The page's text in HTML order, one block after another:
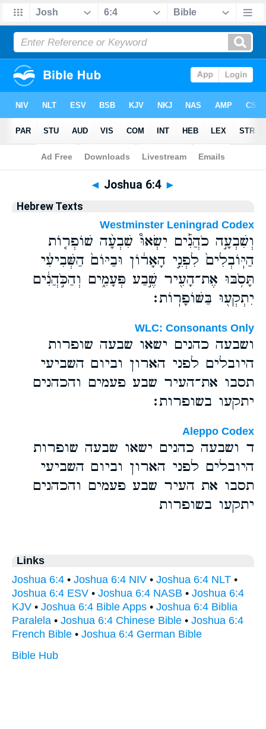
Bible >Hebrew> Joshua 6:4
◄ Joshua 6:4 ►
Hebrew Texts
Westminster Leningrad Codex
וְשִׁבְעָ֣ה כֹהֲנִ֡ים יִשְׂאוּ֩ שִׁבְעָ֨ה שׁוֹפְר֤וֹת
הַיּֽוֹבְלִים֙ לִפְנֵ֣י הָאָר֔וֹן וּבַיּוֹם֙ הַשְּׁבִיעִ֔י
תָּסֹ֥בּוּ אֶת־הָעִ֖יר שֶׁ֣בַע פְּעָמִ֑ים וְהַכֹּ֣הֲנִ֔ים
יִתְקְע֖וּ בַּשּׁוֹפָרֽוֹת׃
WLC: Consonants Only
ושבעה כהנים ישאו שבעה שופרות
היובלים לפני הארון וביום השביעי
תסבו את־העיר שבע פעמים והכהנים
יתקעו בשופרות׃
Aleppo Codex
ד ושבעה כהנים ישאו שבעה שופרות
היובלים לפני הארון וביום השביעי
תסבו את העיר שבע פעמים והכהנים
יתקעו בשופרות
Links
Joshua 6:4 • Joshua 6:4 NIV • Joshua 6:4 NLT •
Joshua 6:4 ESV • Joshua 6:4 NASB • Joshua 6:4
KJV • Joshua 6:4 Bible Apps • Joshua 6:4 Biblia
Paralela • Joshua 6:4 Chinese Bible • Joshua 6:4
French Bible • Joshua 6:4 German Bible
Bible Hub